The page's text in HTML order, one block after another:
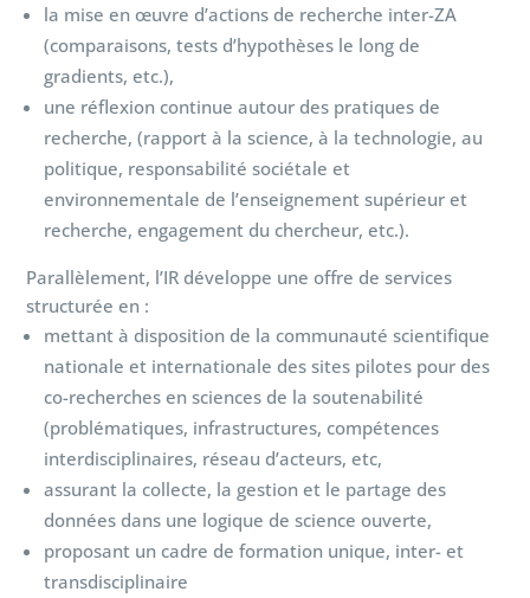
la mise en œuvre d’actions de recherche inter-ZA
(comparaisons, tests d’hypothèses le long de
gradients, etc.),
une réflexion continue autour des pratiques de
recherche, (rapport à la science, à la technologie, au
politique, responsabilité sociétale et
environnementale de l’enseignement supérieur et
recherche, engagement du chercheur, etc.).
Parallèlement, l’IR développe une offre de services
structurée en :
mettant à disposition de la communauté scientifique
nationale et internationale des sites pilotes pour des
co-recherches en sciences de la soutenabilité
(problématiques, infrastructures, compétences
interdisciplinaires, réseau d’acteurs, etc,
assurant la collecte, la gestion et le partage des
données dans une logique de science ouverte,
proposant un cadre de formation unique, inter- et
transdisciplinaire